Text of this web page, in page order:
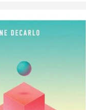
Light Novels - Tản
Văn Học Kinh Điển
Xem thêm